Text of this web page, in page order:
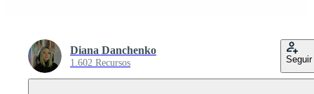
Diana Danchenko
1.602 Recursos Seguir